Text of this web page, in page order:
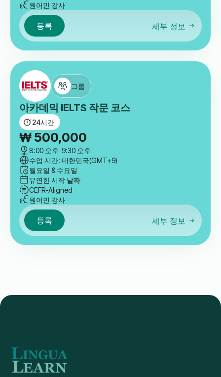
원어민 강사
등록 세부 정보
그룹
아카데믹 IELTS 작문 코스
24시간
₩ 500,000
8:00 오후-9:30 오후
수업 시간: 대한민국(GMT+9)
월요일 & 수요일
유연한 시작 날짜
CEFR-Aligned
원어민 강사
등록 세부 정보